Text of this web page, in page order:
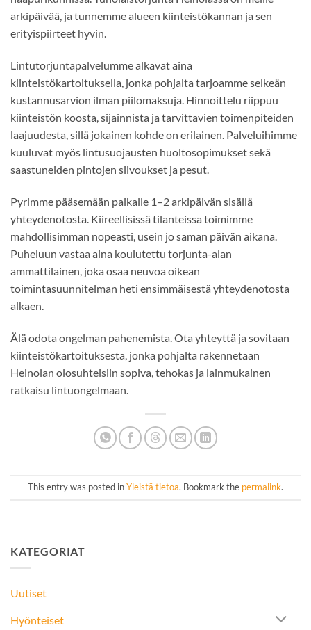
arkipäivää, ja tunnemme alueen kiinteistökannan ja sen
erityispiirteet hyvin.
Lintutorjuntapalvelumme alkavat aina
kiinteistökartoituksella, jonka pohjalta tarjoamme selkeän
kustannusarvion ilman piilomaksuja. Hinnoittelu riippuu
kiinteistön koosta, sijainnista ja tarvittavien toimenpiteiden
laajuudesta, sillä jokainen kohde on erilainen. Palveluihimme
kuuluvat myös lintusuojausten huoltosopimukset sekä
saastuneiden pintojen siivoukset ja pesut.
Pyrimme pääsemään paikalle 1–2 arkipäivän sisällä
yhteydenotosta. Kiireellisissä tilanteissa toimimme
mahdollisimman nopeasti, usein jo saman päivän aikana.
Puheluun vastaa aina koulutettu torjunta-alan
ammattilainen, joka osaa neuvoa oikean
toimintasuunnitelman heti ensimmäisestä yhteydenotosta
alkaen.
Älä odota ongelman pahenemista. Ota yhteyttä ja sovitaan
kiinteistökartoituksesta, jonka pohjalta rakennetaan
Heinolan olosuhteisiin sopiva, tehokas ja lainmukainen
ratkaisu lintuongelmaan.
This entry was posted inYleistä tietoa. Bookmark the permalink.
KATEGORIAT
Uutiset
Hyönteiset